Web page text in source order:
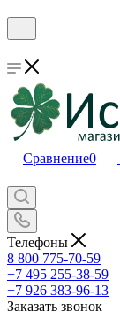
Сравнение0
Телефоны
8 800 775-70-59
+7 495 255-38-59
+7 926 383-96-13
Заказать звонок